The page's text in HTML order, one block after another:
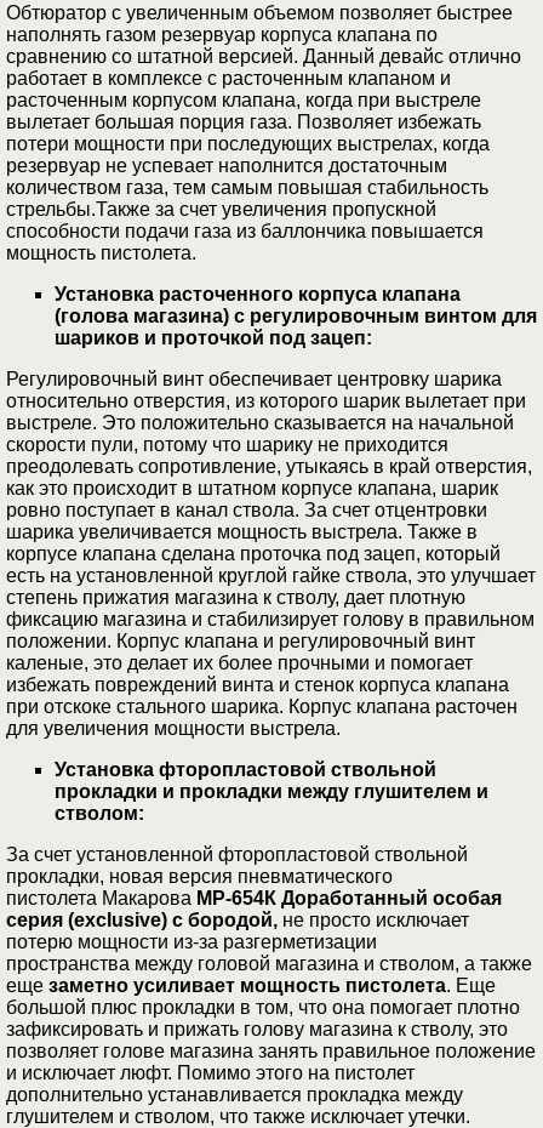
Обтюратор с увеличенным объемом позволяет быстрее
наполнять газом резервуар корпуса клапана по
сравнению со штатной версией. Данный девайс отлично
работает в комплексе с расточенным клапаном и
расточенным корпусом клапана, когда при выстреле
вылетает большая порция газа. Позволяет избежать
потери мощности при последующих выстрелах, когда
резервуар не успевает наполнится достаточным
количеством газа, тем самым повышая стабильность
стрельбы.Также за счет увеличения пропускной
способности подачи газа из баллончика повышается
мощность пистолета.
Установка расточенного корпуса клапана
(голова магазина) с регулировочным винтом для
шариков и проточкой под зацеп:
Регулировочный винт обеспечивает центровку шарика
относительно отверстия, из которого шарик вылетает при
выстреле. Это положительно сказывается на начальной
скорости пули, потому что шарику не приходится
преодолевать сопротивление, утыкаясь в край отверстия,
как это происходит в штатном корпусе клапана, шарик
ровно поступает в канал ствола. За счет отцентровки
шарика увеличивается мощность выстрела. Также в
корпусе клапана сделана проточка под зацеп, который
есть на установленной круглой гайке ствола, это улучшает
степень прижатия магазина к стволу, дает плотную
фиксацию магазина и стабилизирует голову в правильном
положении. Корпус клапана и регулировочный винт
каленые, это делает их более прочными и помогает
избежать повреждений винта и стенок корпуса клапана
при отскоке стального шарика. Корпус клапана расточен
для увеличения мощности выстрела.
Установка фторопластовой ствольной
прокладки и прокладки между глушителем и
стволом:
За счет установленной фторопластовой ствольной
прокладки, новая версия пневматического
пистолета Макарова МР-654К Доработанный особая
серия (exclusive) с бородой, не просто исключает
потерю мощности из-за разгерметизации
пространства между головой магазина и стволом, а также
еще заметно усиливает мощность пистолета. Еще
большой плюс прокладки в том, что она помогает плотно
зафиксировать и прижать голову магазина к стволу, это
позволяет голове магазина занять правильное положение
и исключает люфт. Помимо этого на пистолет
дополнительно устанавливается прокладка между
глушителем и стволом, что также исключает утечки.